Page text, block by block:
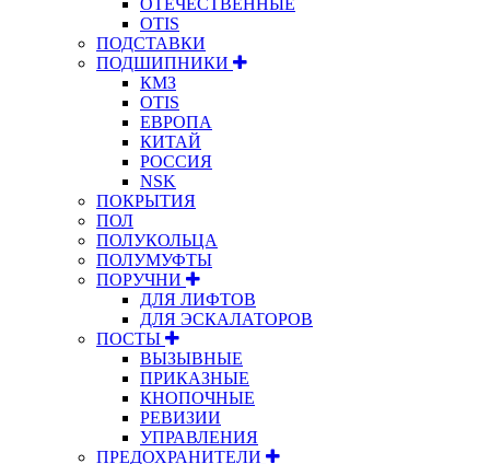
OTIS
ПОДСТАВКИ
ПОДШИПНИКИ
КМЗ
OTIS
ЕВРОПА
КИТАЙ
РОССИЯ
NSK
ПОКРЫТИЯ
ПОЛ
ПОЛУКОЛЬЦА
ПОЛУМУФТЫ
ПОРУЧНИ
ДЛЯ ЛИФТОВ
ДЛЯ ЭСКАЛАТОРОВ
ПОСТЫ
ВЫЗЫВНЫЕ
ПРИКАЗНЫЕ
КНОПОЧНЫЕ
РЕВИЗИИ
УПРАВЛЕНИЯ
ПРЕДОХРАНИТЕЛИ